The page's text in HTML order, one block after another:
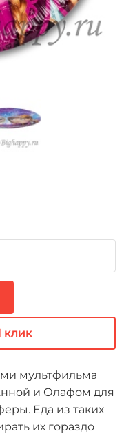
клик
мультфильма
и Олафом для
Еда из таких
их гораздо